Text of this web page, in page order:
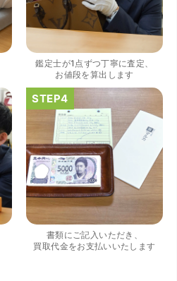
て頂いたうえで質入れ金額を
てで感動しました。
寧に対応して頂きました。 ホー
も良かったので、質屋自体初
て頂きました担当の方もすご
質屋をご利用される方は是非オ
鑑定士が1点ずつ丁寧に査定、
お値段を算出します
書類にご記入いただき、
買取代金をお支払いいたします